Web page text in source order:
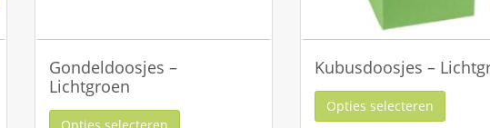
Gondeldoosjes –
Lichtgroen
Opties selecteren
Kubusdoosjes –
Opties selecteren